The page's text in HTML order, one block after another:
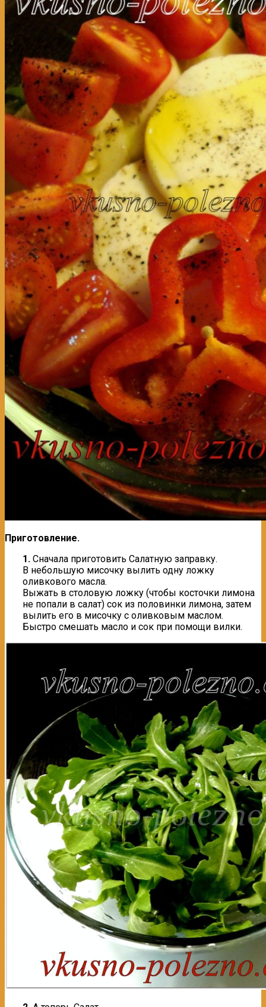
Приготовление.
1. Сначала приготовить Салатную заправку.
В небольшую мисочку вылить одну ложку
оливкового масла.
Выжать в столовую ложку (чтобы косточки лимона
не попали в салат) сок из половинки лимона, затем
вылить его в мисочку с оливковым маслом.
Быстро смешать масло и сок при помощи вилки.